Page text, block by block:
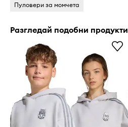
Пуловери за момчета
Разгледай подобни продукти